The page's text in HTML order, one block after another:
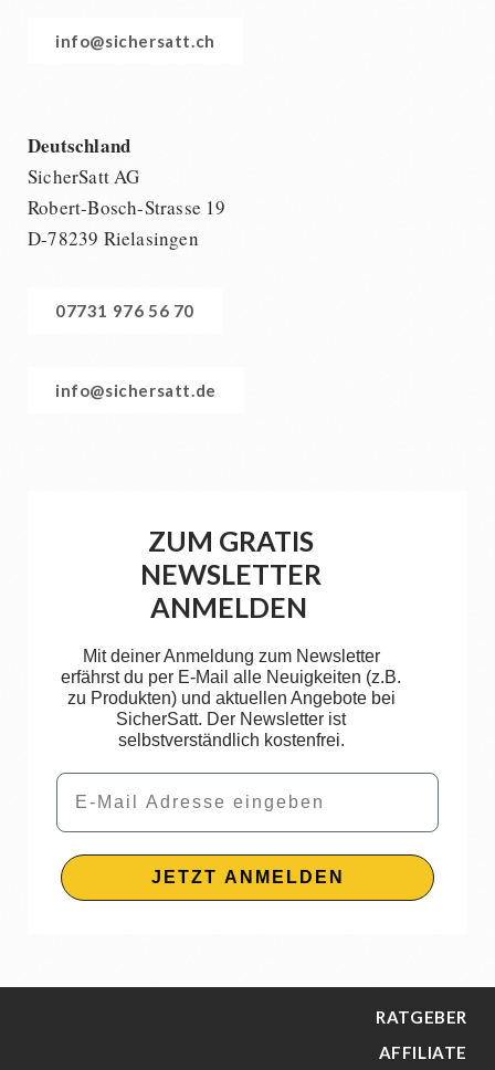
info@sichersatt.ch
Deutschland
SicherSatt AG
Robert-Bosch-Strasse 19
D-78239 Rielasingen
07731 976 56 70
info@sichersatt.de
ZUM GRATIS
NEWSLETTER
ANMELDEN
Mit deiner Anmeldung zum Newsletter
erfährst du per E-Mail alle Neuigkeiten (z.B.
zu Produkten) und aktuellen Angebote bei
SicherSatt. Der Newsletter ist
selbstverständlich kostenfrei.
Email
JETZT ANMELDEN
RATGEBER
AFFILIATE